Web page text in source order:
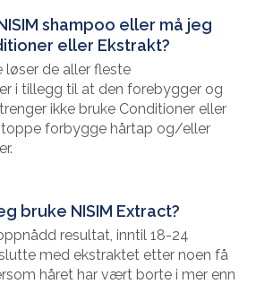
shampoo eller må jeg
eller Ekstrakt?
løser de aller fleste
i tillegg til at den forebygger og
ikke bruke Conditioner eller
forbygge hårtap og/eller
bruke NISIM Extract?
resultat, inntil 18-24
med ekstraktet etter noen få
håret har vært borte i mer enn